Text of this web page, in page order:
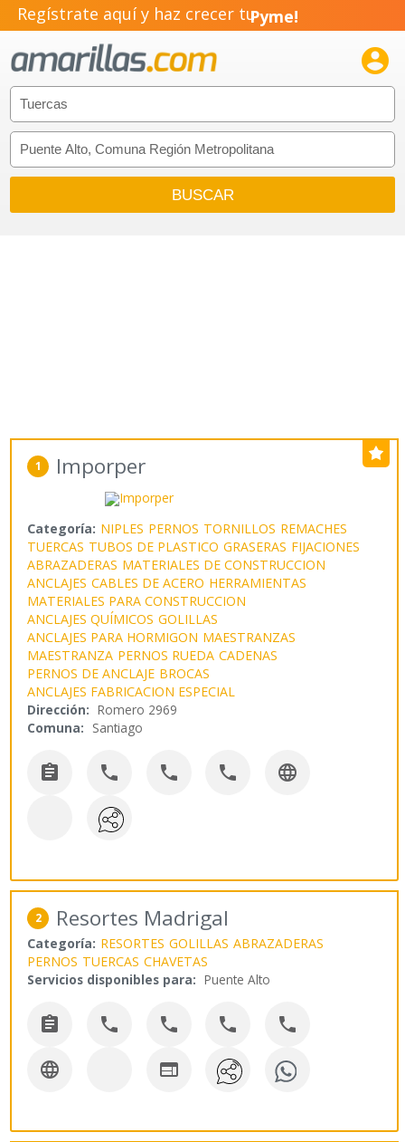
Regístrate aquí y haz crecer tuPyme!
Emprendimiento!

1 Imporper
Categoría: NIPLES PERNOS TORNILLOS REMACHES
TUERCAS TUBOS DE PLASTICO GRASERAS FIJACIONES
ABRAZADERAS MATERIALES DE CONSTRUCCION
ANCLAJES CABLES DE ACERO HERRAMIENTAS
MATERIALES PARA CONSTRUCCION
ANCLAJES QUÍMICOS GOLILLAS
ANCLAJES PARA HORMIGON MAESTRANZAS
MAESTRANZA PERNOS RUEDA CADENAS
PERNOS DE ANCLAJE BROCAS
ANCLAJES FABRICACION ESPECIAL
Dirección: Romero 2969
Comuna: Santiago
    
2 Resortes Madrigal
Categoría: RESORTES GOLILLAS ABRAZADERAS
PERNOS TUERCAS CHAVETAS
Servicios disponibles para: Puente Alto
    
 